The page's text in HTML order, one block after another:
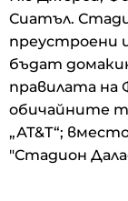
Сиатъл.
преустроени
бъдат
правилата
обичайните
„АТ&Т“;
"Стадион